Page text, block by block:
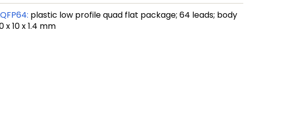
: plastic low profile quad flat package; 64 leads; body
x 10 x 1.4 mm